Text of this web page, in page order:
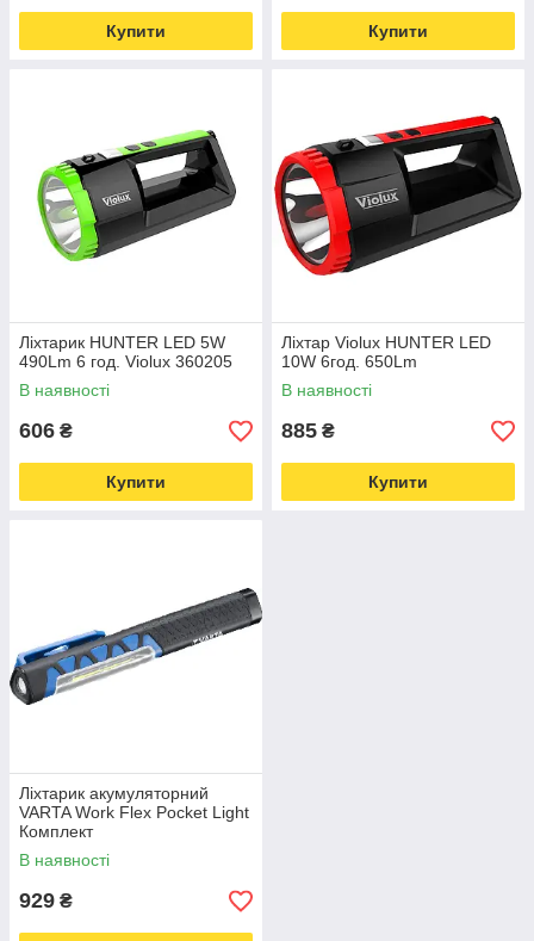
Купити Купити
Ліхтарик HUNTER LED 5W
490Lm 6 год. Violux 360205
В наявності
606 ₴
Купити
Ліхтар Violux HUNTER LED
10W 6год. 650Lm
В наявності
885 ₴
Купити
Ліхтарик акумуляторний
VARTA Work Flex Pocket Light
Комплект
В наявності
929 ₴